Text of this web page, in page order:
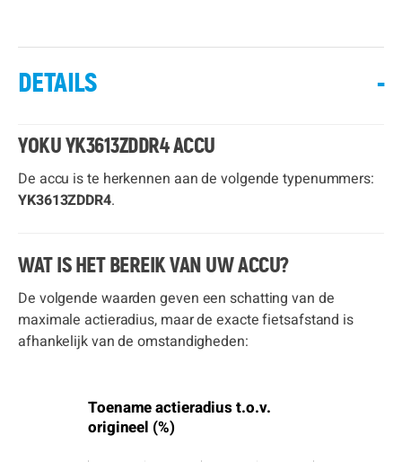
DETAILS -
YOKU YK3613ZDDR4 ACCU
De accu is te herkennen aan de volgende typenummers:
YK3613ZDDR4.
WAT IS HET BEREIK VAN UW ACCU?
De volgende waarden geven een schatting van de
maximale actieradius, maar de exacte fietsafstand is
afhankelijk van de omstandigheden:
Toename actieradius t.o.v.
origineel (%)